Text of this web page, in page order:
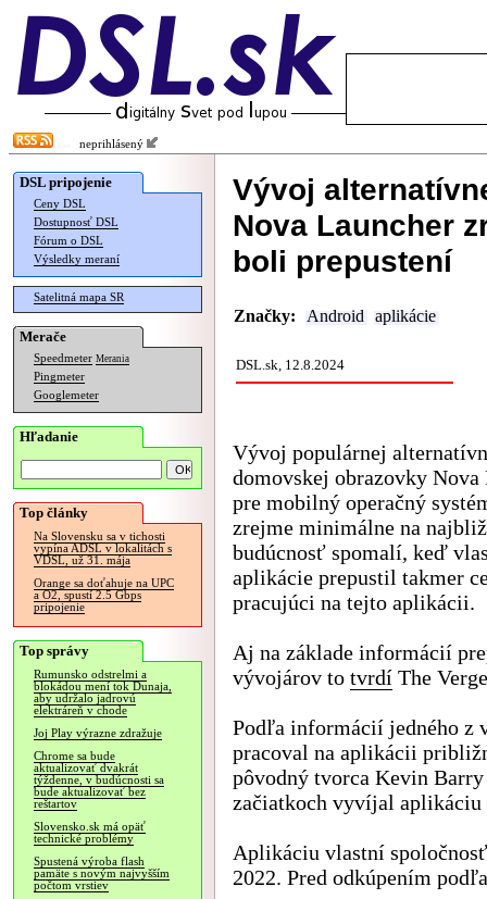
neprihlásený
DSL pripojenie
Ceny DSL
Dostupnosť DSL
Fórum o DSL
Výsledky meraní
Satelitná mapa SR
Merače
Speedmeter Merania
Pingmeter
Googlemeter
Hľadanie
Top články
Na Slovensku sa v tichosti
vypína ADSL v lokalitách s
VDSL, už 31. mája
Orange sa doťahuje na UPC
a O2, spustí 2.5 Gbps
pripojenie
Top správy
Rumunsko odstrelmi a
blokádou mení tok Dunaja,
aby udržalo jadrovú
elektráreň v chode
Joj Play výrazne zdražuje
Chrome sa bude
aktualizovať dvakrát
týždenne, v budúcnosti sa
bude aktualizovať bez
reštartov
Slovensko.sk má opäť
technické problémy
Spustená výroba flash
pamäte s novým najvyšším
počtom vrstiev
Vývoj
Nova Launcher
boli prepustení
Značky: Android aplikácie
DSL.sk, 12.8.2024
Vývoj populárnej
domovskej obrazovky Nova
pre mobilný operačný
zrejme minimálne na
budúcnosť spomalí, keď
aplikácie prepustil takmer
pracujúci na tejto aplikácii.
Aj na základe informácií
vývojárov to tvrdí The
Podľa informácií jedného z
pracoval na aplikácii
pôvodný tvorca Kevin
začiatkoch vyvíjal aplikáciu
Aplikáciu vlastní
2022. Pred odkúpením